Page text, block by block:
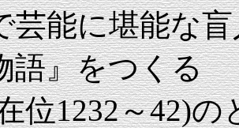
芸能に堪能な
語』をつくる
位1232～42)